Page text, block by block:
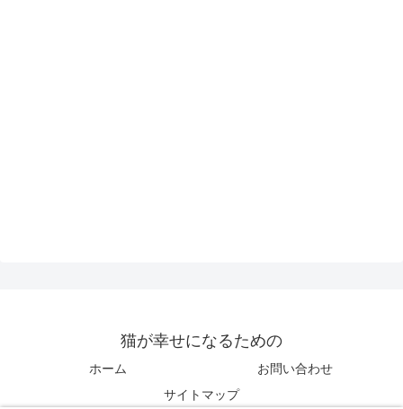
猫が幸せになるための
ホーム
お問い合わせ
サイトマップ